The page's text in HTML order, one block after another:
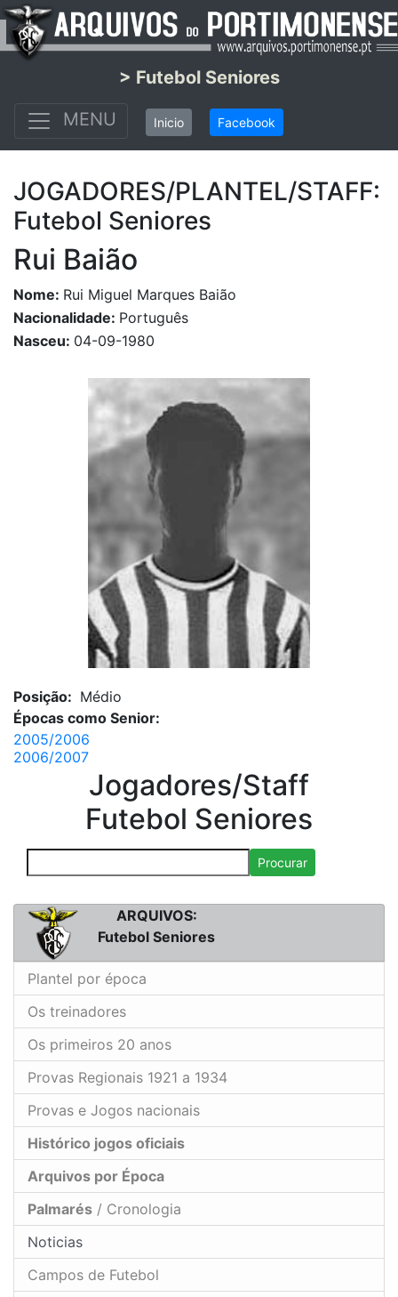
> Futebol Seniores
MENU
Inicio Facebook
JOGADORES/PLANTEL/STAFF:
Futebol Seniores
Rui Baião
Nome: Rui Miguel Marques Baião
Nacionalidade: Português
Nasceu: 04-09-1980
Posição: Médio
Épocas como Senior:
2005/2006
2006/2007
Jogadores/Staff
Futebol Seniores
Procurar
ARQUIVOS:
Futebol Seniores
Plantel por época
Os treinadores
Os primeiros 20 anos
Provas Regionais 1921 a 1934
Provas e Jogos nacionais
Histórico jogos oficiais
Arquivos por Época
Palmarés / Cronologia
Noticias
Campos de Futebol